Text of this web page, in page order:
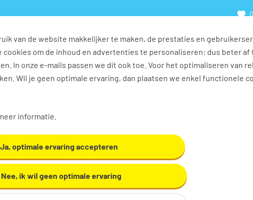
van de website makkelijker te maken, de prestaties en
om de inhoud en advertenties te personaliseren: dus beter af
In onze e-mails passen we dit ook toe. Voor het optimaliseren van
Wil je geen optimale ervaring, dan plaatsen we enkel functionele
informatie.
Ja, optimale ervaring accepteren
Nee, ik wil geen optimale ervaring
jezelf Werkplezier Contact
0